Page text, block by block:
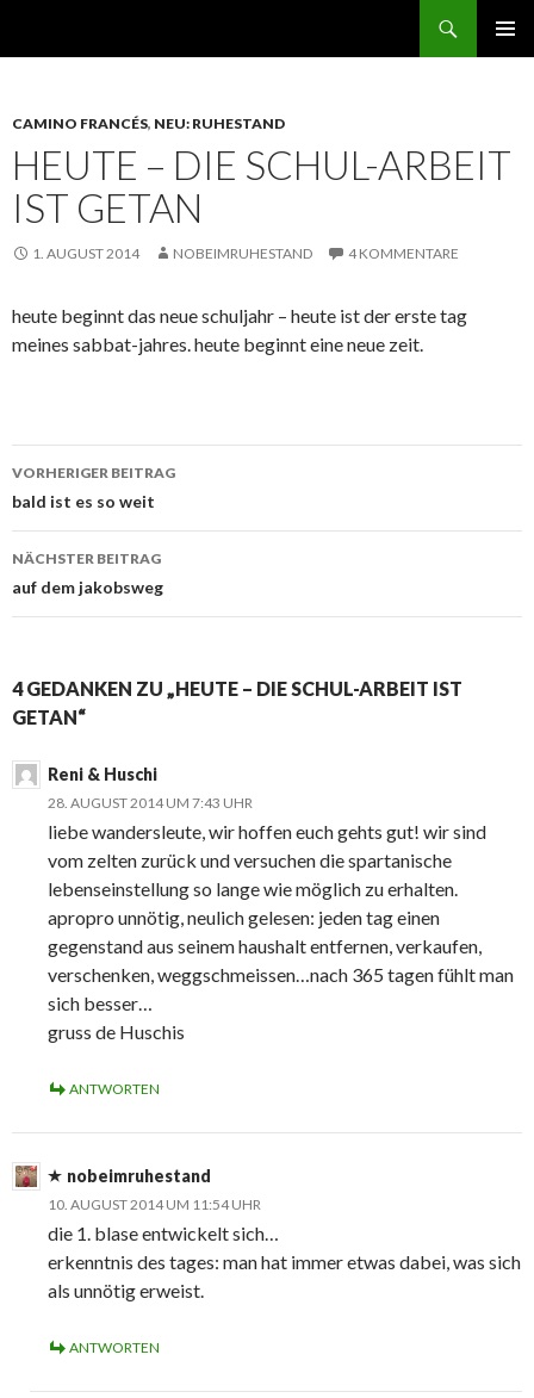
CAMINO FRANCÉS, NEU: RUHESTAND
HEUTE – DIE SCHUL-ARBEIT
IST GETAN
1. AUGUST 2014 NOBEIMRUHESTAND 4 KOMMENTARE
heute beginnt das neue schuljahr – heute ist der erste tag
meines sabbat-jahres. heute beginnt eine neue zeit.
Beitrags-
Navigation
VORHERIGER BEITRAG
bald ist es so weit
NÄCHSTER BEITRAG
auf dem jakobsweg
4 GEDANKEN ZU „HEUTE – DIE SCHUL-ARBEIT IST
GETAN“
Reni & Huschi
28. AUGUST 2014 UM 7:43 UHR
liebe wandersleute, wir hoffen euch gehts gut! wir sind
vom zelten zurück und versuchen die spartanische
lebenseinstellung so lange wie möglich zu erhalten.
apropro unnötig, neulich gelesen: jeden tag einen
gegenstand aus seinem haushalt entfernen, verkaufen,
verschenken, weggschmeissen…nach 365 tagen fühlt man
sich besser…
gruss de Huschis
ANTWORTEN
nobeimruhestand
10. AUGUST 2014 UM 11:54 UHR
die 1. blase entwickelt sich…
erkenntnis des tages: man hat immer etwas dabei, was sich
als unnötig erweist.
ANTWORTEN